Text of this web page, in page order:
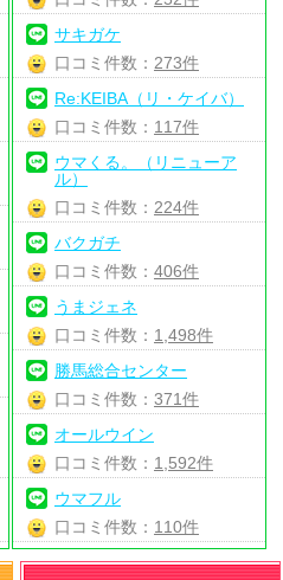
サキガケ
口コミ件数： 273件
Re:KEIBA（リ・ケイバ）
口コミ件数： 117件
ウマくる。（リニューア
ル）
口コミ件数： 224件
バクガチ
口コミ件数： 406件
うまジェネ
口コミ件数： 1,498件
勝馬総合センター
口コミ件数： 371件
オールウイン
口コミ件数： 1,592件
ウマフル
口コミ件数： 110件